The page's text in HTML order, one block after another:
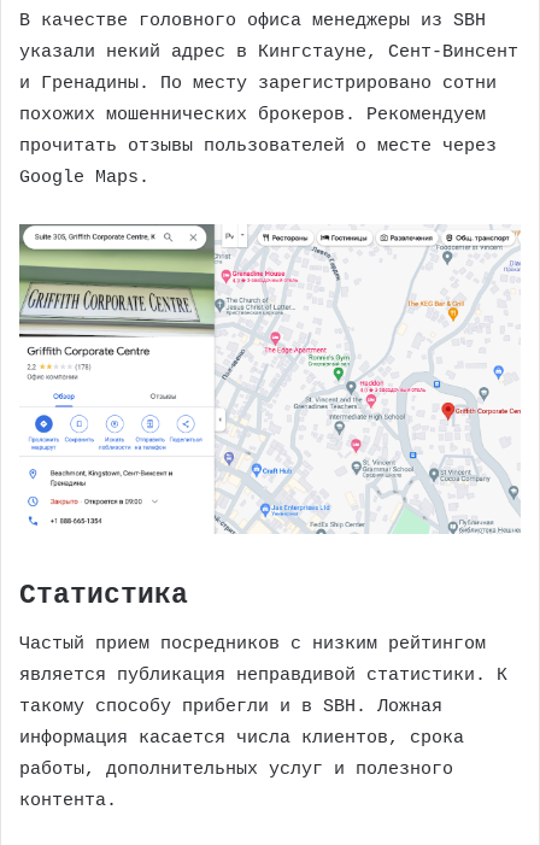
В качестве головного офиса менеджеры из SBH
указали некий адрес в Кингстауне, Сент-Винсент
и Гренадины. По месту зарегистрировано сотни
похожих мошеннических брокеров. Рекомендуем
прочитать отзывы пользователей о месте через
Google Maps.
Статистика
Частый прием посредников с низким рейтингом
является публикация неправдивой статистики. К
такому способу прибегли и в SBH. Ложная
информация касается числа клиентов, срока
работы, дополнительных услуг и полезного
контента.